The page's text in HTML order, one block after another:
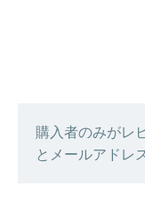
購入者のみがレ
とメールアドレ